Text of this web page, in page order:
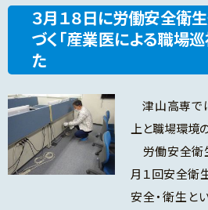
３月１８日に労働安全衛
づく「産業医による職場
た
津山高専で
上と職場環境
労働安全衛
月１回安全衛
安全・衛生と